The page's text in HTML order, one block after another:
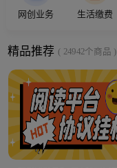
网创业务 生活缴费
精品推荐 ( 24942个商品 )